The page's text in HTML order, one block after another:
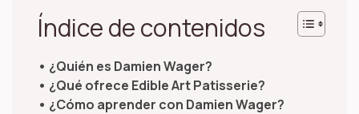
Índice de contenidos
¿Quién es Damien Wager?
¿Qué ofrece Edible Art Patisserie?
¿Cómo aprender con Damien Wager?